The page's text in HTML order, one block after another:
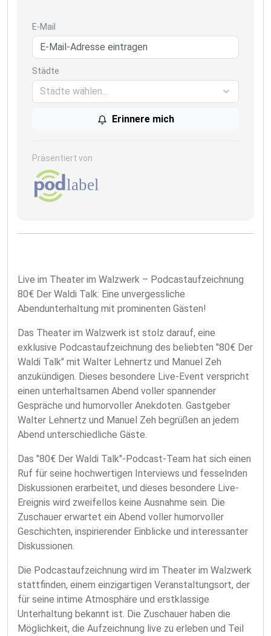
E-Mail
Städte
Städte wählen...
Erinnere mich
Präsentiert von
Live im Theater im Walzwerk – Podcastaufzeichnung
80€ Der Waldi Talk: Eine unvergessliche
Abendunterhaltung mit prominenten Gästen!
Das Theater im Walzwerk ist stolz darauf, eine
exklusive Podcastaufzeichnung des beliebten "80€ Der
Waldi Talk" mit Walter Lehnertz und Manuel Zeh
anzukündigen. Dieses besondere Live-Event verspricht
einen unterhaltsamen Abend voller spannender
Gespräche und humorvoller Anekdoten. Gastgeber
Walter Lehnertz und Manuel Zeh begrüßen an jedem
Abend unterschiedliche Gäste.
Das "80€ Der Waldi Talk"-Podcast-Team hat sich einen
Ruf für seine hochwertigen Interviews und fesselnden
Diskussionen erarbeitet, und dieses besondere Live-
Ereignis wird zweifellos keine Ausnahme sein. Die
Zuschauer erwartet ein Abend voller humorvoller
Geschichten, inspirierender Einblicke und interessanter
Diskussionen.
Die Podcastaufzeichnung wird im Theater im Walzwerk
stattfinden, einem einzigartigen Veranstaltungsort, der
für seine intime Atmosphäre und erstklassige
Unterhaltung bekannt ist. Die Zuschauer haben die
Möglichkeit, die Aufzeichnung live zu erleben und Teil